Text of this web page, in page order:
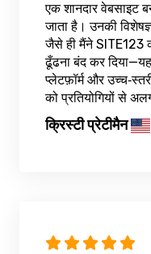
एक शानदार वेबसाइट
जाता है। उनकी
जैसे ही मैंने SITE123
ढूँढना बंद कर
प्लेटफ़ॉर्म और
को प्रतियोगियों से
क्रिस्टी प्रेटीमैन